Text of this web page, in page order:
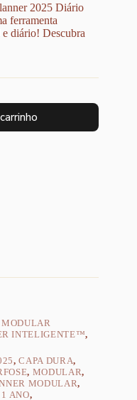
2025 Diário
ferramenta
e diário! Descubra
MODULAR
INTELIGENTE™,
,CAPA DURA,
, MODULAR,
MODULAR,
ANO,